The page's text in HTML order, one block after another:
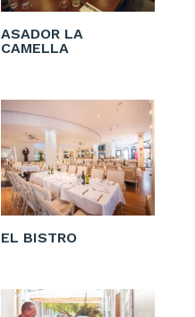
ASADOR LA
CAMELLA
EL BISTRO